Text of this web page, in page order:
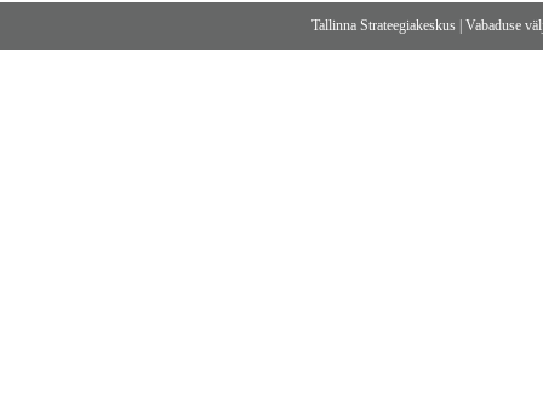
Tallinna Strateegiakeskus Vabaduse